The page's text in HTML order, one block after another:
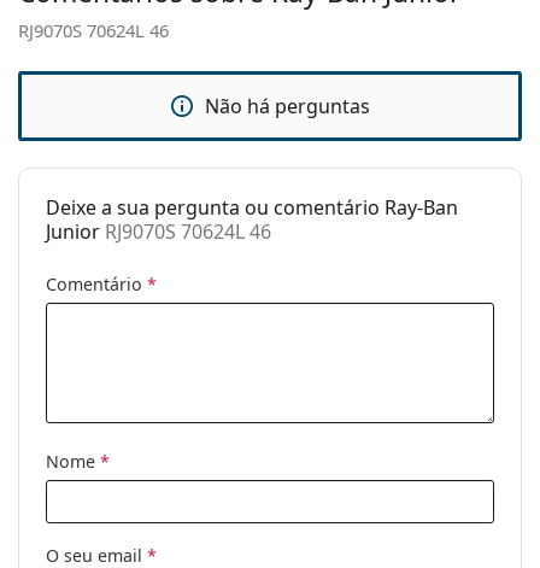
mola:
Sim
Pano de
limpeza:
Não
Outros
Género:
Crianças
Categoria:
RJ9070S 70624L 46
Não há perguntas
Deixe a sua pergunta ou comentário Ray-Ban
Junior RJ9070S 70624L 46
Comentário *
Nome *
O seu email *